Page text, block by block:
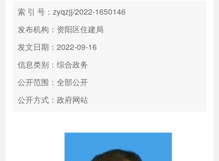
高效办成一件事
索 引 号：zyqzjj/2022-1650146
发布机构：资阳区住建局
发文日期：2022-09-16
信息类别：综合政务
公开范围：全部公开
公开方式：政府网站